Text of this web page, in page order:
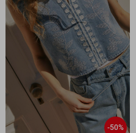
-50%